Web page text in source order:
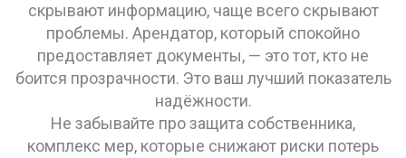
скрывают информацию, чаще всего скрывают
проблемы. Арендатор, который спокойно
предоставляет документы, — это тот, кто не
боится прозрачности. Это ваш лучший показатель
надёжности.
Не забывайте прозащита собственника,
комплекс мер, которые снижают риски потерь